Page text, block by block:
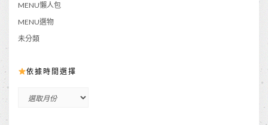
MENU懶人包
MENU選物
未分類
依據時間選擇